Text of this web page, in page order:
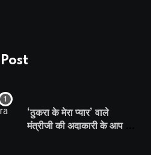
‘ठुकरा के मेरा प्यार’ वाले
मंत्रीजी की अदाकारी के आप भी